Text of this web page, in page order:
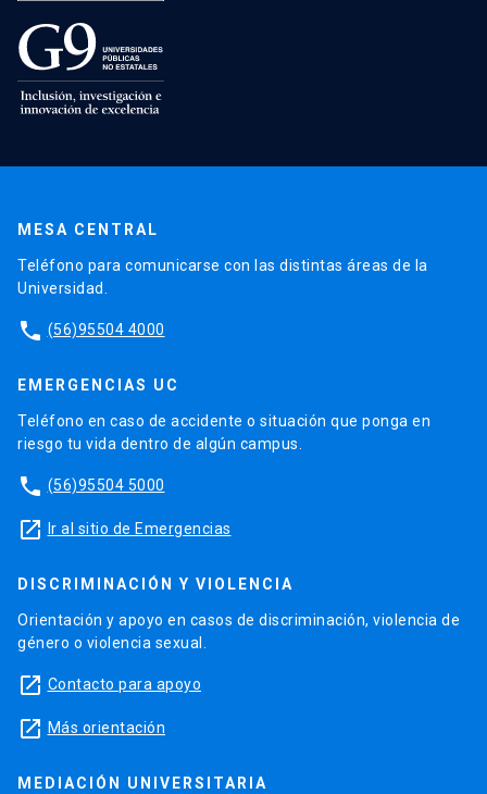
MESA CENTRAL
Teléfono para comunicarse con las distintas áreas de la
Universidad.
phone (56)95504 4000
EMERGENCIAS UC
Teléfono en caso de accidente o situación que ponga en
riesgo tu vida dentro de algún campus.
phone (56)95504 5000
launch Ir al sitio de Emergencias
DISCRIMINACIÓN Y VIOLENCIA
Orientación y apoyo en casos de discriminación, violencia de
género o violencia sexual.
launch Contacto para apoyo
launch Más orientación
MEDIACIÓN UNIVERSITARIA